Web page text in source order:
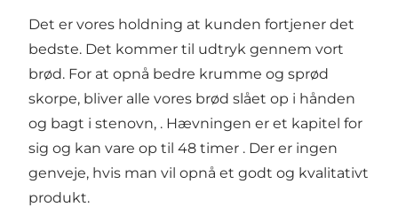
Det er vores holdning at kunden fortjener det
bedste. Det kommer til udtryk gennem vort
brød. For at opnå bedre krumme og sprød
skorpe, bliver alle vores brød slået op i hånden
og bagt i stenovn, . Hævningen er et kapitel for
sig og kan vare op til 48 timer . Der er ingen
genveje, hvis man vil opnå et godt og kvalitativt
produkt.